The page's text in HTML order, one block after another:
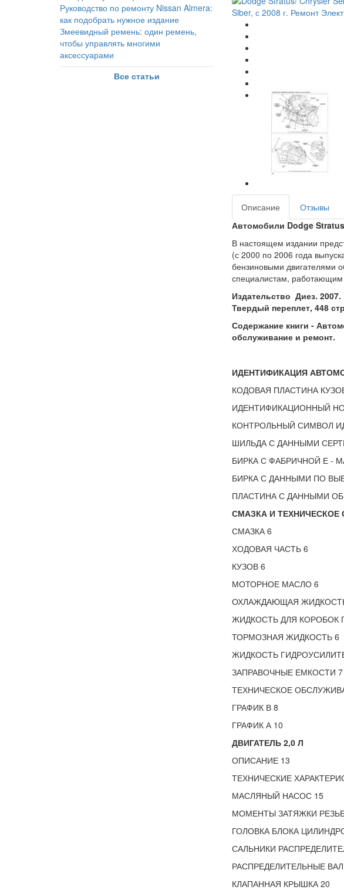
Руководство по ремонту Nissan Almera:
как подобрать нужное издание
Змеевидный ремень: один ремень,
чтобы управлять многими
аксессуарами
Все статьи
Описание Отзывы
Автомобили Dodge
В настоящем издании
(с 2000 по 2006 года
бензиновыми двигателями
специалистам, работающим
Издательство Диез. 2007.
Твердый переплет, 448
Содержание книги -
обслуживание и ремонт.
ИДЕНТИФИКАЦИЯ
КОДОВАЯ ПЛАСТИНА
ИДЕНТИФИКАЦИОННЫЙ
КОНТРОЛЬНЫЙ СИМВОЛ
ШИЛЬДА С ДАННЫМИ
БИРКА С ФАБРИЧНОЙ Е -
БИРКА С ДАННЫМИ ПО
ПЛАСТИНА С ДАННЫМИ ОБ
СМАЗКА И ТЕХНИЧЕСКОЕ
СМАЗКА 6
ХОДОВАЯ ЧАСТЬ 6
КУЗОВ 6
МОТОРНОЕ МАСЛО 6
ОХЛАЖДАЮЩАЯ
ЖИДКОСТЬ ДЛЯ КОРОБОК
ТОРМОЗНАЯ ЖИДКОСТЬ 6
ЖИДКОСТЬ
ЗАПРАВОЧНЫЕ ЕМКОСТИ 7
ТЕХНИЧЕСКОЕ
ГРАФИК В 8
ГРАФИК А 10
ДВИГАТЕЛЬ 2,0 Л
ОПИСАНИЕ 13
ТЕХНИЧЕСКИЕ
МАСЛЯНЫЙ НАСОС 15
МОМЕНТЫ ЗАТЯЖКИ
ГОЛОВКА БЛОКА
САЛЬНИКИ
РАСПРЕДЕЛИТЕЛЬНЫЕ
КЛАПАННАЯ КРЫШКА 20